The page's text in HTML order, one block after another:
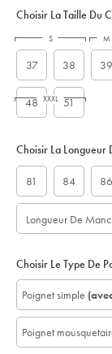
Choisir La Taille Du
37 38 39
48 51
S M
XXXL
Choisir La Longueur
81 84 86
Longueur De
Choisir Le Type De
Poignet simple
Poignet